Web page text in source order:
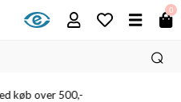
0
køb over 500,-